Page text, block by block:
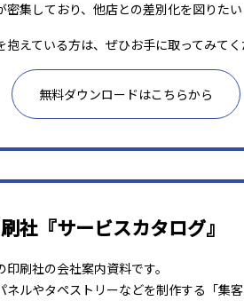
密集しており、他店との差別化を図りたい
抱えている方は、ぜひお手に取ってみてく
無料ダウンロードはこちらから
社『サービスカタログ』
刷社の会社案内資料です。
ネルやタペストリーなどを制作する「集客